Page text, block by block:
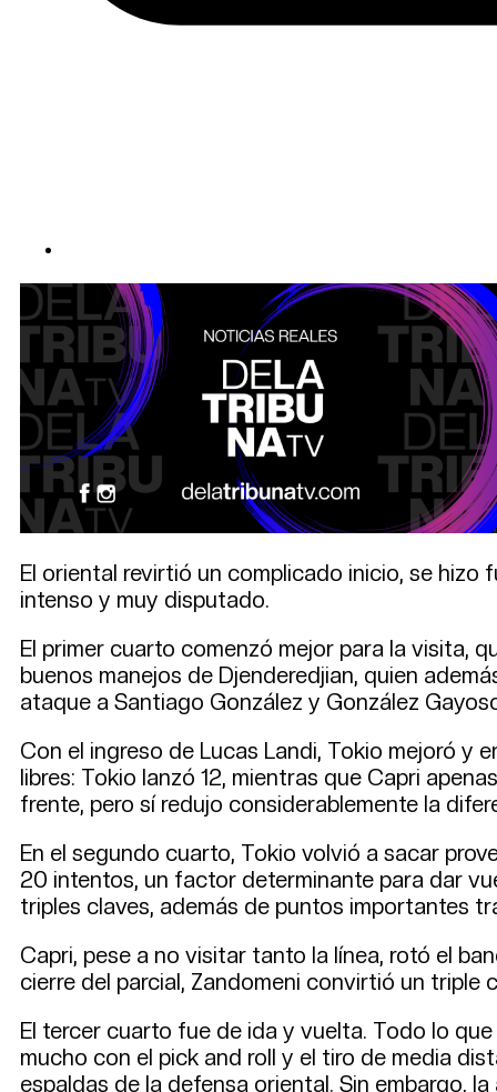
El oriental revirtió un complicado inicio, se
intenso y muy disputado.
El primer cuarto comenzó mejor para la visita,
buenos manejos de Djenderedjian, quien
ataque a Santiago González y González
Con el ingreso de Lucas Landi, Tokio mejoró y
libres: Tokio lanzó 12, mientras que Capri
frente, pero sí redujo considerablemente la
En el segundo cuarto, Tokio volvió a sacar
20 intentos, un factor determinante para dar
triples claves, además de puntos importantes
Capri, pese a no visitar tanto la línea, rotó el
cierre del parcial, Zandomeni convirtió un
El tercer cuarto fue de ida y vuelta. Todo lo
mucho con el pick and roll y el tiro de media
espaldas de la defensa oriental. Sin embargo,